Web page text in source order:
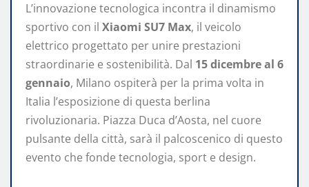
L’innovazione tecnologica incontra il dinamismo
sportivo con il Xiaomi SU7 Max, il veicolo
elettrico progettato per unire prestazioni
straordinarie e sostenibilità. Dal 15 dicembre al 6
gennaio, Milano ospiterà per la prima volta in
Italia l’esposizione di questa berlina
rivoluzionaria. Piazza Duca d’Aosta, nel cuore
pulsante della città, sarà il palcoscenico di questo
evento che fonde tecnologia, sport e design.